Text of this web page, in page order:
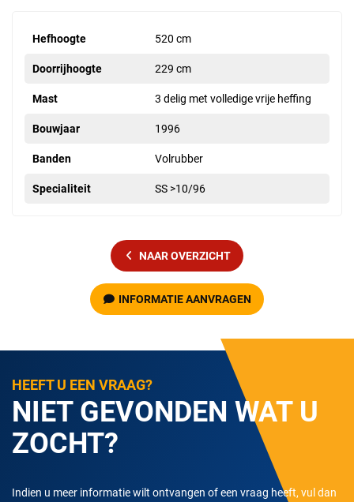
Hefhoogte 520 cm
Doorrijhoogte 229 cm
Mast 3 delig met volledige vrije heffing
Bouwjaar 1996
Banden Volrubber
Specialiteit SS >10/96
NAAR OVERZICHT
INFORMATIE AANVRAGEN
HEEFT U EEN VRAAG?
NIET GEVONDEN WAT U
ZOCHT?
Indien u meer informatie wilt ontvangen of een vraag heeft, vul dan